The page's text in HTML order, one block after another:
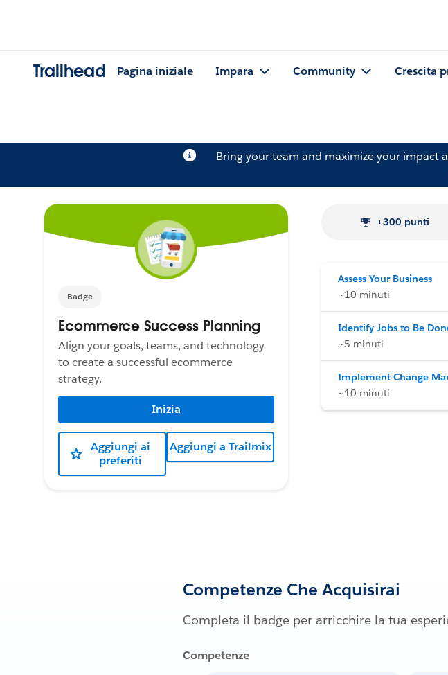
Trailhead Pagina iniziale Impara Community Crescita
Bring your team and maximize your impact
Badge
Ecommerce Success Planning
Align your goals, teams, and technology
to create a successful ecommerce
strategy.
Inizia
Aggiungi ai
preferiti
Aggiungi a Trailmix
+300 punti
Assess Your Business
~10 minuti
Identify Jobs to Be
~5 minuti
Implement Change
~10 minuti
Competenze Che Acquisirai
Completa il badge per arricchire la tua
Competenze